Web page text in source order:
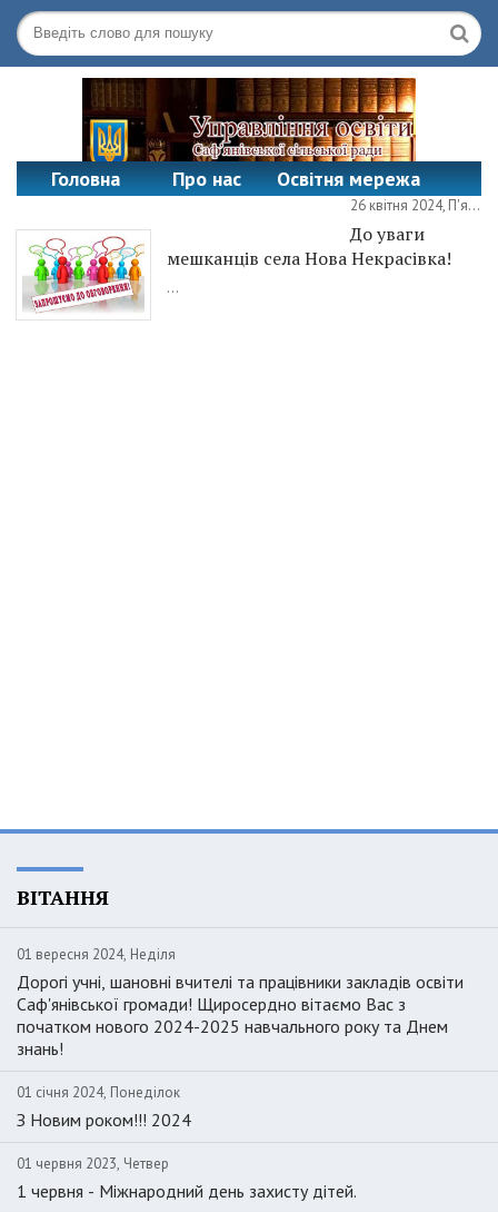
Головна Про нас
Освітня мережа
26 квітня 2024, П'ятниця
До уваги
мешканців села Нова Некрасівка!
...
ВІТАННЯ
01 вересня 2024, Неділя
Дорогі учні, шановні вчителі та працівники закладів освіти
Саф'янівської громади! Щиросердно вітаємо Вас з
початком нового 2024-2025 навчального року та Днем
знань!
01 січня 2024, Понеділок
З Новим роком!!! 2024
01 червня 2023, Четвер
1 червня - Міжнародний день захисту дітей.